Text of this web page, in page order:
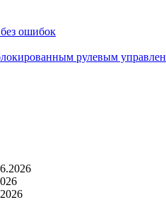
ошибок
рулевым